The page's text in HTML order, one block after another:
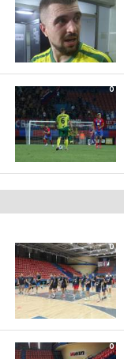
0
0
0